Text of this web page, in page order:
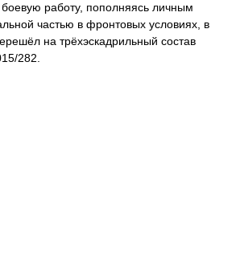
работу, пополняясь личным
частью в фронтовых условиях, в
на трёхэскадрильный состав
282.